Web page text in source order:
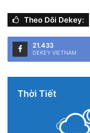
Tất nhiên, tại thời
cho các sản phẩm
rất “Apple”, có thể ra
Theo Dõi Dekey:
21.433
DEKEY VIETNAM
Thời Tiết